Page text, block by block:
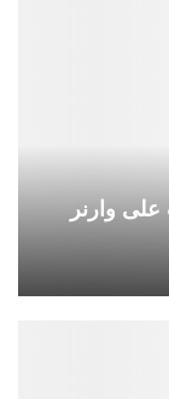
على وارنر